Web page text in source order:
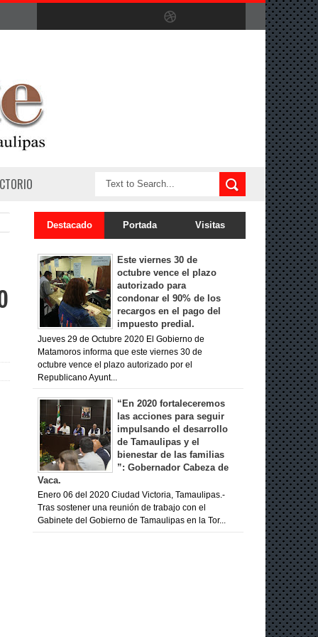
Destacado Portada Visitas
Este viernes 30 de
octubre vence el plazo
autorizado para
condonar el 90% de los
recargos en el pago del
impuesto predial.
Jueves 29 de Octubre 2020 El Gobierno de
Matamoros informa que este viernes 30 de
octubre vence el plazo autorizado por el
Republicano Ayunt...
“En 2020 fortaleceremos
las acciones para seguir
impulsando el desarrollo
de Tamaulipas y el
bienestar de las familias
”: Gobernador Cabeza de
Vaca.
Enero 06 del 2020 Ciudad Victoria, Tamaulipas.-
Tras sostener una reunión de trabajo con el
Gabinete del Gobierno de Tamaulipas en la Tor...